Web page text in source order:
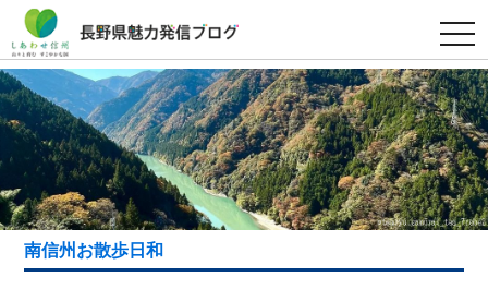
t
o
g
g
l
e
n
a
v
i
g
a
t
n
南信州お散歩日和